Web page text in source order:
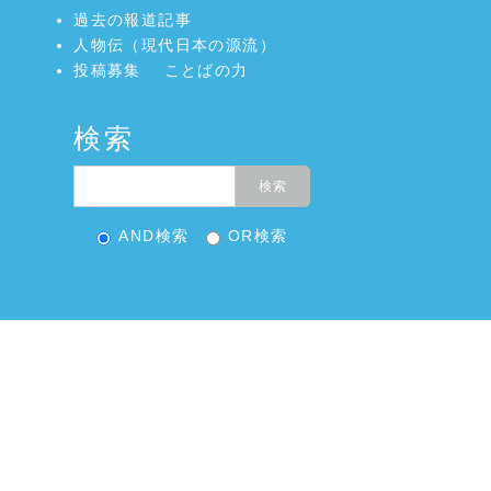
過去の報道記事
人物伝（現代日本の源流）
投稿募集
ことばの力
検索
AND検索 OR検索